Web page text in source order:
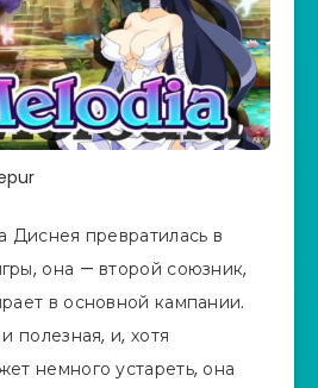
Диснея превратилась в
она — второй союзник,
в основной кампании.
полезная, и, хотя
немного устареть, она